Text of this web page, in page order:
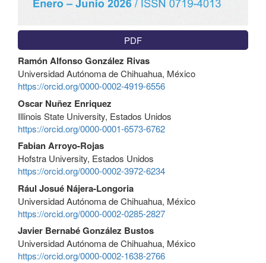
PDF
Contenido
principal
del
artículo
Ramón Alfonso González Rivas
Universidad Autónoma de Chihuahua, México
https://orcid.org/0000-0002-4919-6556
Oscar Nuñez Enriquez
Illinois State University, Estados Unidos
https://orcid.org/0000-0001-6573-6762
Fabian Arroyo-Rojas
Hofstra University, Estados Unidos
https://orcid.org/0000-0002-3972-6234
Rául Josué Nájera-Longoria
Universidad Autónoma de Chihuahua, México
https://orcid.org/0000-0002-0285-2827
Javier Bernabé González Bustos
Universidad Autónoma de Chihuahua, México
https://orcid.org/0000-0002-1638-2766